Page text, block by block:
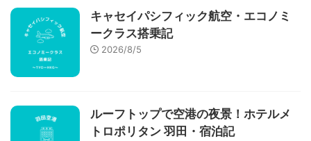
キャセイパシフィック航空・エコノミ
ークラス搭乗記
2026/8/5
ルーフトップで空港の夜景！ホテルメ
トロポリタン 羽田・宿泊記